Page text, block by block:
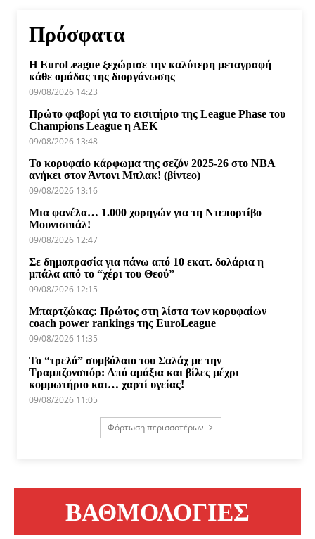
Πρόσφατα
Η EuroLeague ξεχώρισε την καλύτερη μεταγραφή
κάθε ομάδας της διοργάνωσης
09/08/2026 14:23
Πρώτο φαβορί για το εισιτήριο της League Phase του
Champions League η ΑΕΚ
09/08/2026 13:48
Το κορυφαίο κάρφωμα της σεζόν 2025-26 στο NBA
ανήκει στον Άντονι Μπλακ! (βίντεο)
09/08/2026 13:16
Μια φανέλα… 1.000 χορηγών για τη Ντεπορτίβο
Μουνισιπάλ!
09/08/2026 12:47
Σε δημοπρασία για πάνω από 10 εκατ. δολάρια η
μπάλα από το “χέρι του Θεού”
09/08/2026 12:15
Μπαρτζώκας: Πρώτος στη λίστα των κορυφαίων
coach power rankings της EuroLeague
09/08/2026 11:35
Το “τρελό” συμβόλαιο του Σαλάχ με την
Τραμπζονσπόρ: Από αμάξια και βίλες μέχρι
κομμωτήριο και… χαρτί υγείας!
09/08/2026 11:05
Φόρτωση περισσοτέρων
ΒΑΘΜΟΛΟΓΙΕΣ